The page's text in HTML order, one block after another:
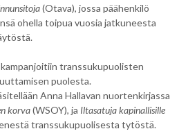
(Otava), jossa päähenkilö
ohella toipua vuosia jatkuneesta
transsukupuolisten
puolesta.
Anna Hallavan nuortenkirjassa
korva(WSOY), ja Iltasatuja kapinallisille
transsukupuolisesta tytöstä.